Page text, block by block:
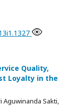
Quality,
Loyalty in the
Aguwinanda Sakti,